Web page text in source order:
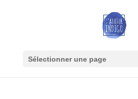
Sélectionner une page